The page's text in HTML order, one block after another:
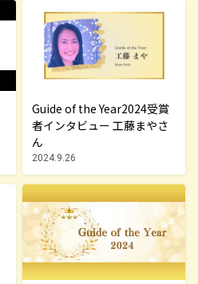
Guide of the Year2024受賞
者インタビュー 工藤まやさ
ん
2024.9.26